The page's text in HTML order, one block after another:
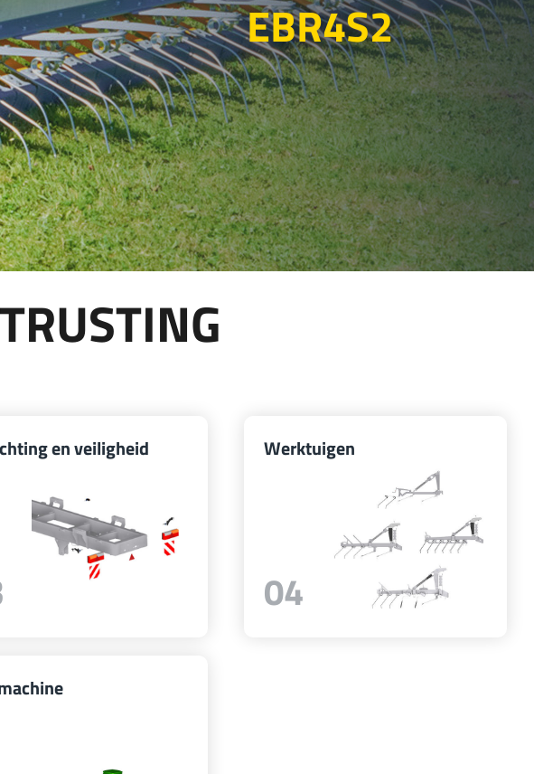
Български
Lietuvių kalba
Yкраїнська мова
한국의
Português
رسید ن
EBR4S2
en veiligheid Werktuigen
04